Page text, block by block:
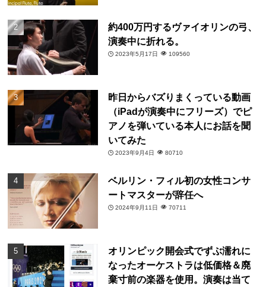
約400万円するヴァイオリンの弓、
演奏中に折れる。
2023年5月17日 109560
昨日からバズりまくっている動画
（iPadが演奏中にフリーズ）でピ
アノを弾いている本人にお話を聞
いてみた
2023年9月4日 80710
ベルリン・フィル初の女性コンサ
ートマスターが辞任へ
2024年9月11日 70711
オリンピック開会式でずぶ濡れに
なったオーケストラは低価格＆廃
棄寸前の楽器を使用。演奏は当て